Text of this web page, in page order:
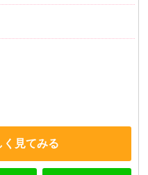
く見てみる